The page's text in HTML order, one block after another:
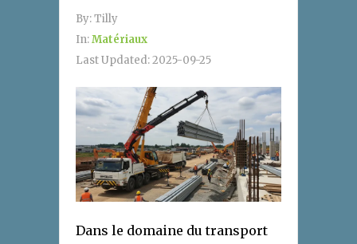
By:Tilly
In:Matériaux
Last Updated:2025-09-25
Dans le domaine du transport